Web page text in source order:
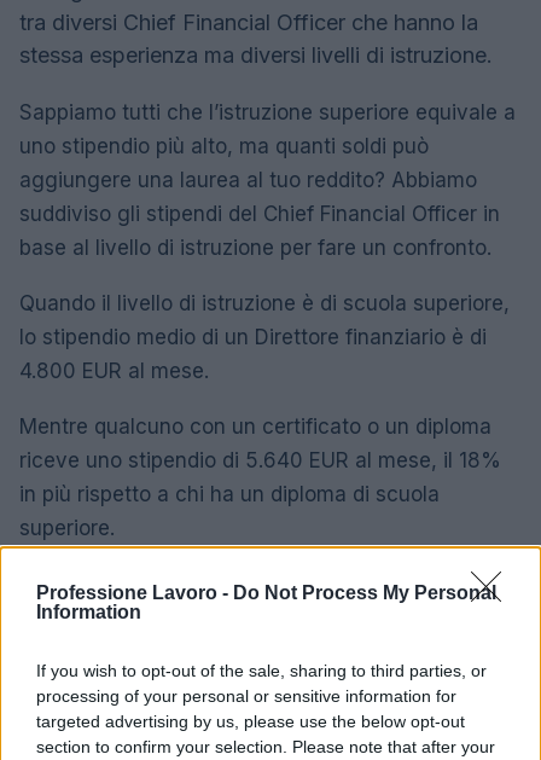
Professione Lavoro - Do Not Process My Personal
Information
If you wish to opt-out of the sale, sharing to third parties, or
processing of your personal or sensitive information for
targeted advertising by us, please use the below opt-out
section to confirm your selection. Please note that after your
tra diversi Chief Financial Officer che hanno la
stessa esperienza ma diversi livelli di istruzione.
Sappiamo tutti che l’istruzione superiore equivale a
uno stipendio più alto, ma quanti soldi può
aggiungere una laurea al tuo reddito? Abbiamo
suddiviso gli stipendi del Chief Financial Officer in
base al livello di istruzione per fare un confronto.
Quando il livello di istruzione è di scuola superiore,
lo stipendio medio di un Direttore finanziario è di
4.800 EUR al mese.
Mentre qualcuno con un certificato o un diploma
riceve uno stipendio di 5.640 EUR al mese, il 18%
in più rispetto a chi ha un diploma di scuola
superiore.
Un diploma di laurea ottiene al suo titolare uno
stipendio medio di 8.180 EUR al mese, il 45% in più
I professionisti in possesso di un master sono
ricompensati con uno stipendio medio di 10.700